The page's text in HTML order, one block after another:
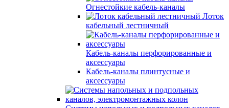
Огнестойкие кабель-каналы
Лоток
кабельный лестничный
Кабель-каналы перфорированные и
аксессуары
Кабель-каналы плинтусные и
аксессуары